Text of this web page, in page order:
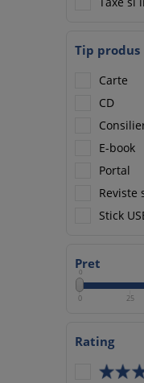
Tip produs
Carte
CD
E-book
Portal
Reviste
Stick
Pret
0
0 25
Rating